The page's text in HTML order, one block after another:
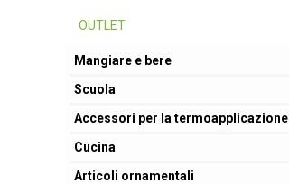
OUTLET
Mangiare e bere
Scuola
Accessori per la termoapplicazione
Cucina
Articoli ornamentali